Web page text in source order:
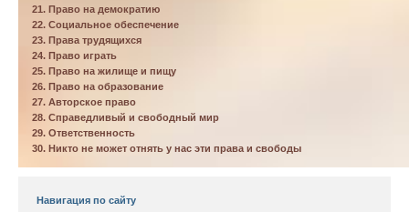
21. Право на демократию
22. Социальное обеспечение
23. Права трудящихся
24. Право играть
25. Право на жилище и пищу
26. Право на образование
27. Авторское право
28. Справедливый и свободный мир
29. Ответственность
30. Никто не может отнять у нас эти права и свободы
Навигация по сайту